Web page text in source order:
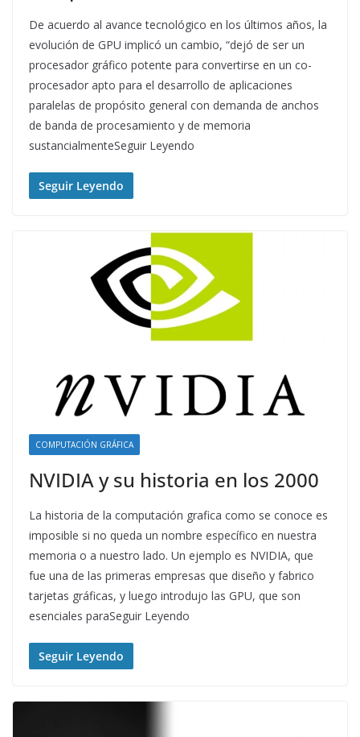
De acuerdo al avance tecnológico en los últimos años, la
evolución de GPU implicó un cambio, “dejó de ser un
procesador gráfico potente para convertirse en un co-
procesador apto para el desarrollo de aplicaciones
paralelas de propósito general con demanda de anchos
de banda de procesamiento y de memoria
sustancialmenteSeguir Leyendo
Seguir Leyendo
COMPUTACIÓN GRÁFICA
NVIDIA y su historia en los 2000
La historia de la computación grafica como se conoce es
imposible si no queda un nombre específico en nuestra
memoria o a nuestro lado. Un ejemplo es NVIDIA, que
fue una de las primeras empresas que diseño y fabrico
tarjetas gráficas, y luego introdujo las GPU, que son
esenciales paraSeguir Leyendo
Seguir Leyendo